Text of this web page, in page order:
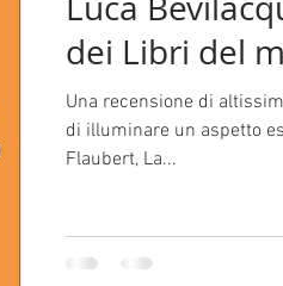
dei Libri del
Una recensione di
di illuminare un aspetto
Flaubert, La...